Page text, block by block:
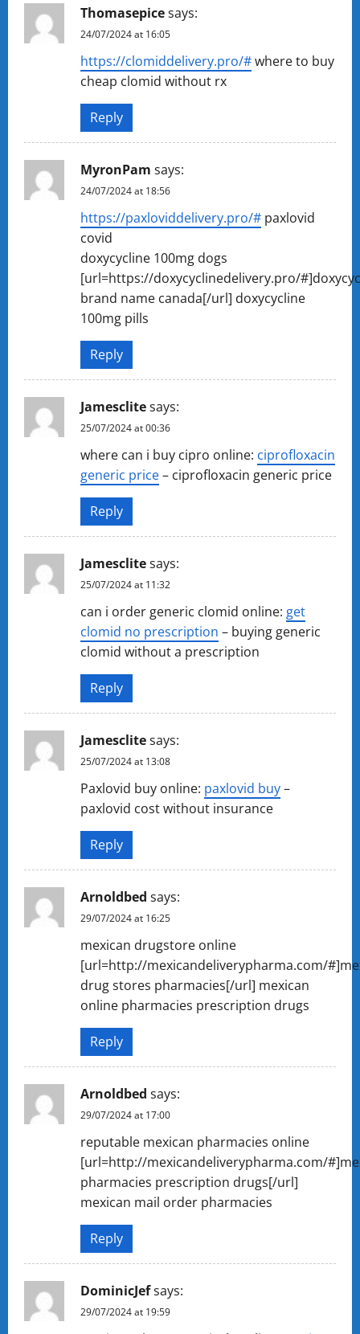
Thomasepicesays:
24/07/2024 at 16:05
https://clomiddelivery.pro/#where to buy
cheap clomid without rx
Reply
MyronPam says:
24/07/2024 at 18:56
https://paxloviddelivery.pro/# paxlovid
covid
doxycycline 100mg dogs
[url=https://doxycyclinedelivery.pro/
brand name canada[/url] doxycycline
100mg pills
Reply
Jamesclitesays:
25/07/2024 at 00:36
where can i buy cipro online: ciprofloxacin
generic price– ciprofloxacin generic price
Reply
Jamesclitesays:
25/07/2024 at 11:32
can i order generic clomid online: get
clomid no prescription – buying generic
clomid without a prescription
Reply
Jamesclitesays:
25/07/2024 at 13:08
Paxlovid buy online: paxlovid buy–
paxlovid cost without insurance
Reply
Arnoldbed says:
29/07/2024 at 16:25
mexican drugstore online
[url=http://mexicandeliverypharma.com/
drug stores pharmacies[/url] mexican
online pharmacies prescription drugs
Reply
Arnoldbed says:
29/07/2024 at 17:00
reputable mexican pharmacies online
[url=http://mexicandeliverypharma.com/
pharmacies prescription drugs[/url]
mexican mail order pharmacies
Reply
DominicJefsays:
29/07/2024 at 19:59